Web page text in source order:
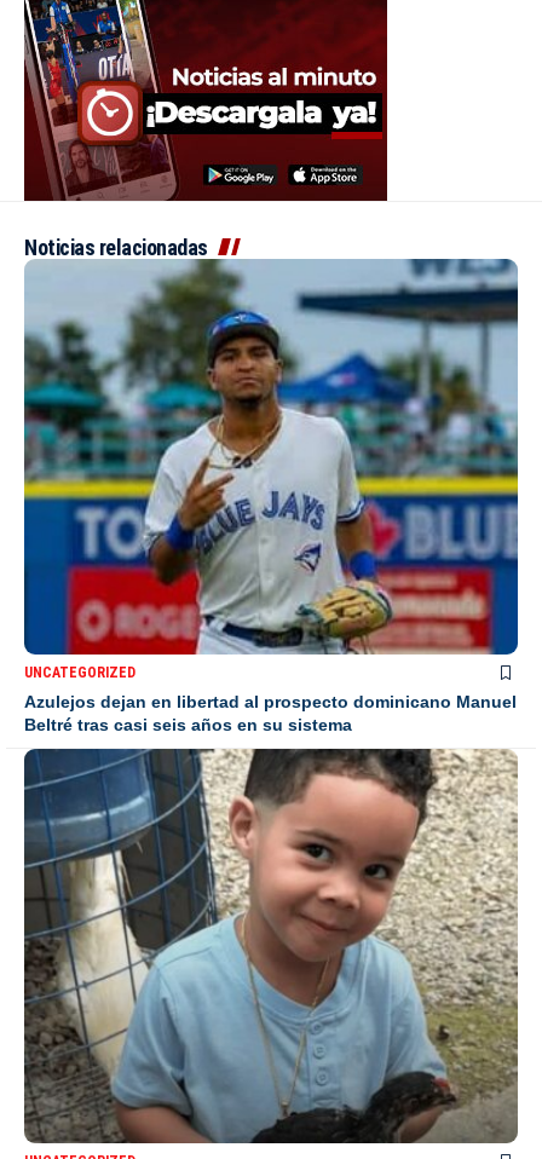
Noticias relacionadas
UNCATEGORIZED
Azulejos dejan en libertad al prospecto dominicano Manuel
Beltré tras casi seis años en su sistema